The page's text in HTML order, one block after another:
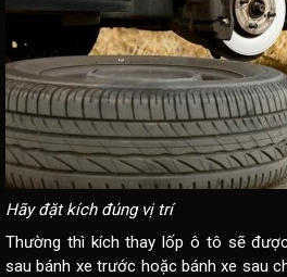
Hãy đặt kích đúng vị trí
Thường thì kích thay lốp ô tô sẽ
sau bánh xe trước hoặc bánh xe sau